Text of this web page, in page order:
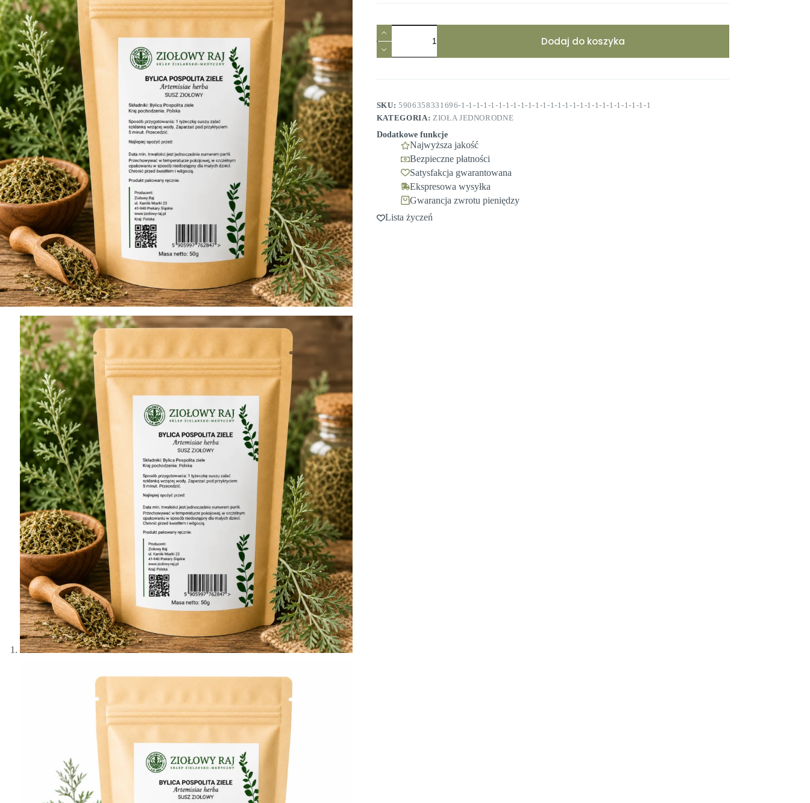
ilość
Bylica
pospolita
ziele
Ziołowy
Dodaj do koszyka
SKU:5906358331696-1-1-1-1-1-1-1-1-1-1-1-1-1-1-1-1-1-1-1-1-1-1-1-1-1-1
KATEGORIA: ZIOŁA JEDNORODNE
Dodatkowe funkcje
Najwyższa jakość
Bezpieczne płatności
Satysfakcja gwarantowana
Ekspresowa wysyłka
Gwarancja zwrotu pieniędzy
Lista życzeń